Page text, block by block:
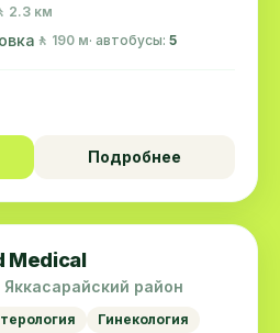
2.3 км
🚶 190 м· автобусы: 5
Подробнее
Medical
Яккасарайский район
Гинекология